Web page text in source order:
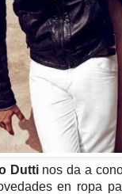
Duttinos da a
en ropa